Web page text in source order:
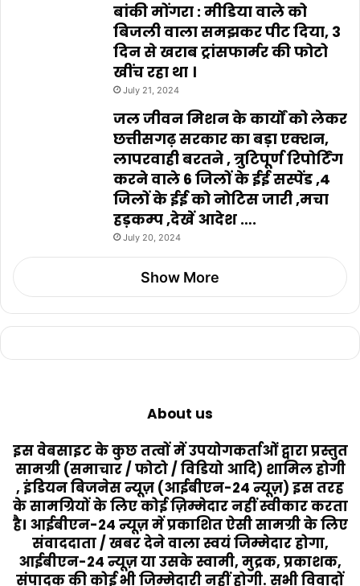
बांकी मोंगरा : मीडिया वाले को
बिजली वाला समझकर पीट दिया, 3
दिन से खराब ट्रांसफार्मर की फोटो
खींच रहा था ।
July 21, 2024
जल जीवन मिशन के कार्यों को लेकर
छत्तीसगढ़ सरकार का बड़ा एक्शन,
लापरवाही बरतने , त्रुटिपूर्ण रिपोर्टिंग
करने वाले 6 जिलों के ईई सस्पेंड ,4
जिलों के ईई को नोटिस जारी ,मचा
हड़कम्प ,देखें आदेश ….
July 20, 2024
Show More
About us
इस वेबसाइट के कुछ तत्वों में उपयोगकर्ताओं द्वारा प्रस्तुत
सामग्री (समाचार / फोटो / विडियो आदि) शामिल होगी
, इंडियन बिजनेस न्यूज़ (आईबीएन-24 न्यूज़) इस तरह
के सामग्रियों के लिए कोई ज़िम्मेदार नहीं स्वीकार करता
है। आईबीएन-24 न्यूज़ में प्रकाशित ऐसी सामग्री के लिए
संवाददाता / खबर देने वाला स्वयं जिम्मेदार होगा,
आईबीएन-24 न्यूज़ या उसके स्वामी, मुद्रक, प्रकाशक,
संपादक की कोई भी जिम्मेदारी नहीं होगी. सभी विवादों